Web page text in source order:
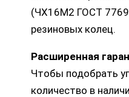
(ЧХ16М2 ГОСТ
резиновых колец.
Расширенная
Чтобы подобрать
количество в